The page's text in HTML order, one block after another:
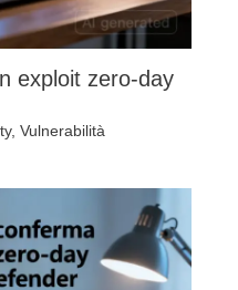
exploit zero-day
, Vulnerabilità